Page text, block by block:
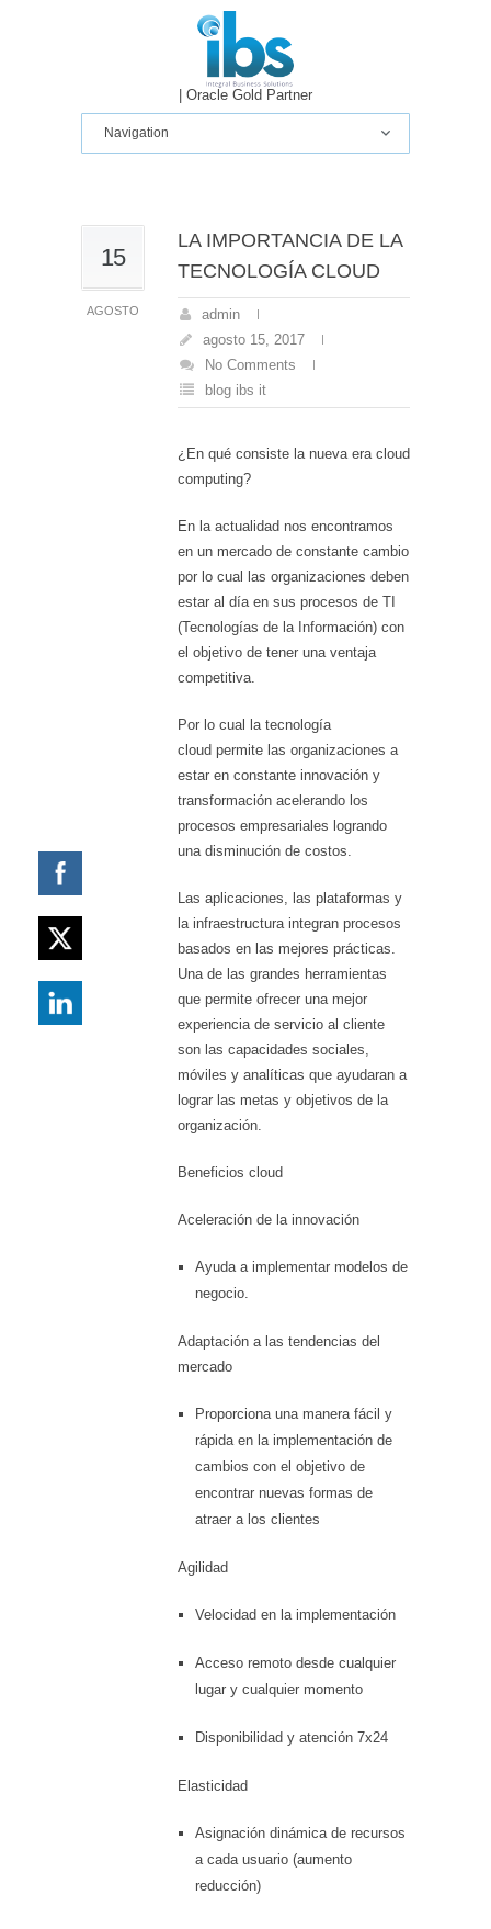
IBS IT
| Oracle Gold Partner
15
AGOSTO
LA IMPORTANCIA DE LA
TECNOLOGÍA CLOUD
admin
agosto 15, 2017
No Comments
blog ibs it
¿En qué consiste la nueva era cloud
computing?
En la actualidad nos encontramos
en un mercado de constante cambio
por lo cual las organizaciones deben
estar al día en sus procesos de TI
(Tecnologías de la Información) con
el objetivo de tener una ventaja
competitiva.
Por lo cual la tecnología
cloud permite las organizaciones a
estar en constante innovación y
transformación acelerando los
procesos empresariales logrando
una disminución de costos.
Las aplicaciones, las plataformas y
la infraestructura integran procesos
basados en las mejores prácticas.
Una de las grandes herramientas
que permite ofrecer una mejor
experiencia de servicio al cliente
son las capacidades sociales,
móviles y analíticas que ayudaran a
lograr las metas y objetivos de la
organización.
Beneficios cloud
Aceleración de la innovación
Ayuda a implementar modelos de
negocio.
Adaptación a las tendencias del
mercado
Proporciona una manera fácil y
rápida en la implementación de
cambios con el objetivo de
encontrar nuevas formas de
atraer a los clientes
Agilidad
Velocidad en la implementación
Acceso remoto desde cualquier
lugar y cualquier momento
Disponibilidad y atención 7x24
Elasticidad
Asignación dinámica de recursos
a cada usuario (aumento
reducción)